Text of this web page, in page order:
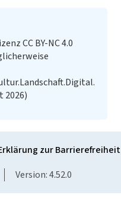
CC BY-NC 4.0
2026)
zur Barrierefreiheit
Version: 4.52.0